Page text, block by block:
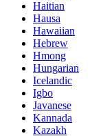
Haitian
Hausa
Hawaiian
Hebrew
Hmong
Hungarian
Icelandic
Igbo
Javanese
Kannada
Kazakh